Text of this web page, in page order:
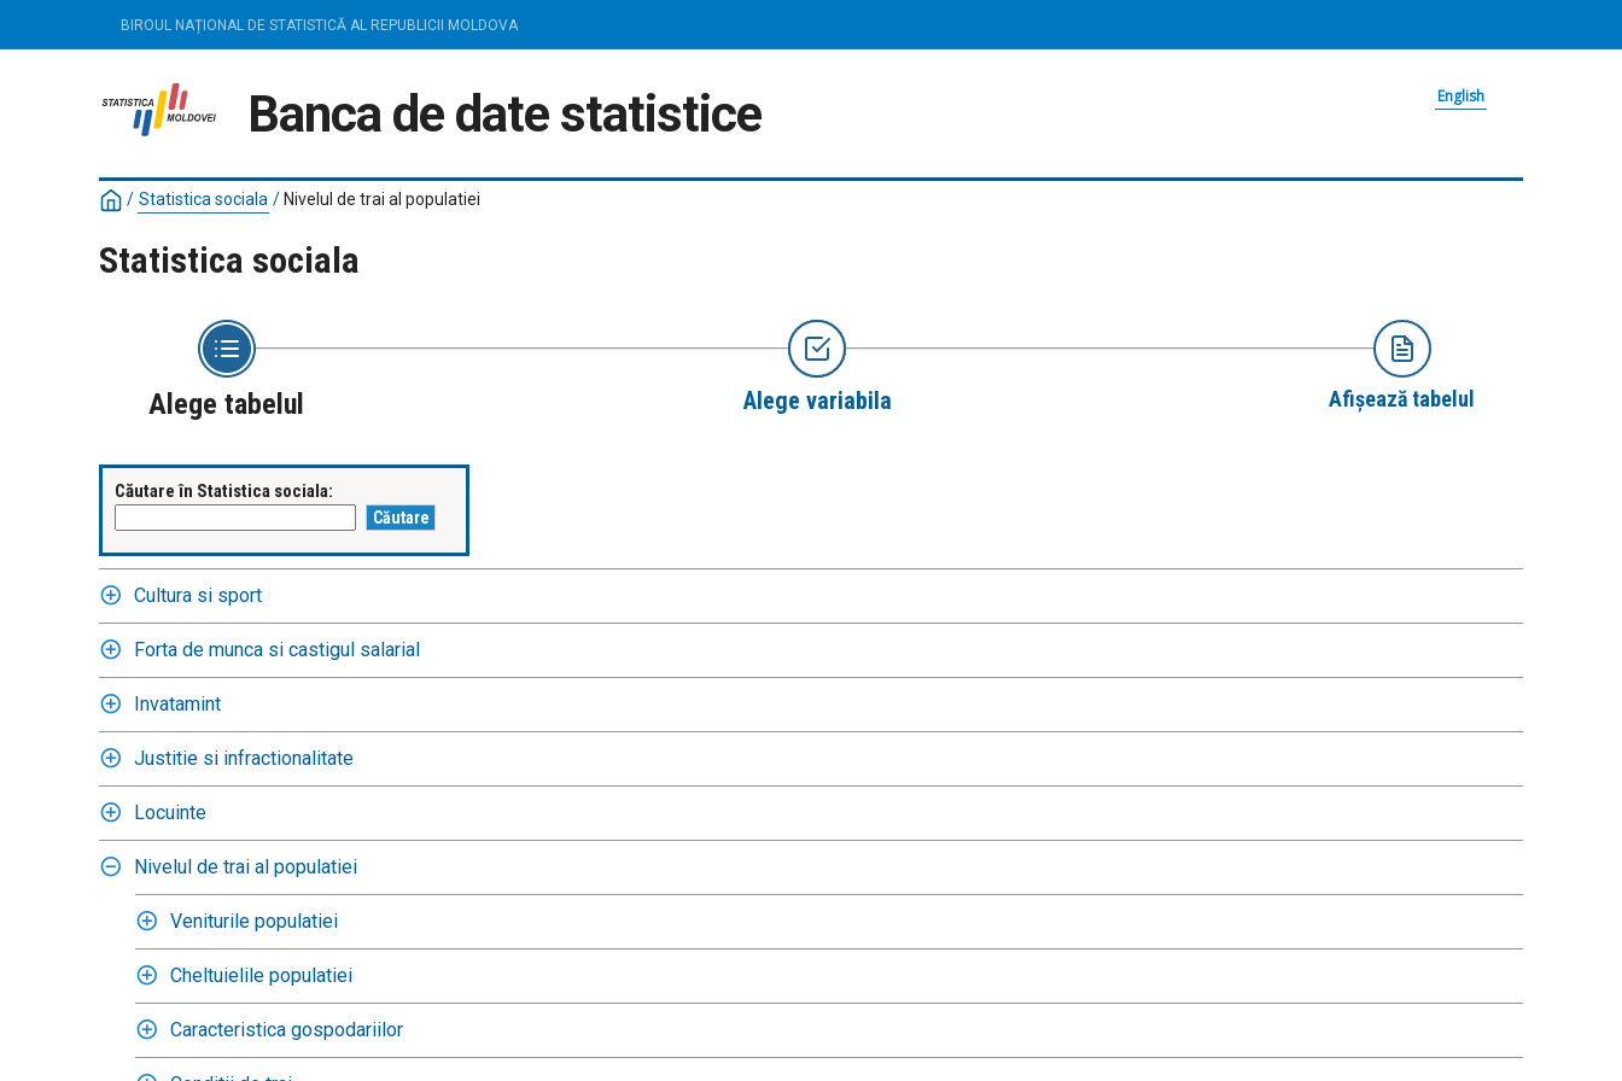
BIROUL NAȚIONAL DE STATISTICĂ AL REPUBLICII MOLDOVA
Banca de date statistice English
/ Statistica sociala / Nivelul de trai al populatiei
Statistica sociala
Alege tabelul Alege variabila Afișează tabelul
Căutare în Statistica sociala:
Cultura si sport
Forta de munca si castigul salarial
Invatamint
Justitie si infractionalitate
Locuinte
Nivelul de trai al populatiei
Veniturile populatiei
Cheltuielile populatiei
Caracteristica gospodariilor